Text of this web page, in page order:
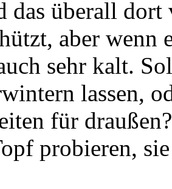
das überall
aber
sehr kalt.
lassen,
für
probieren,